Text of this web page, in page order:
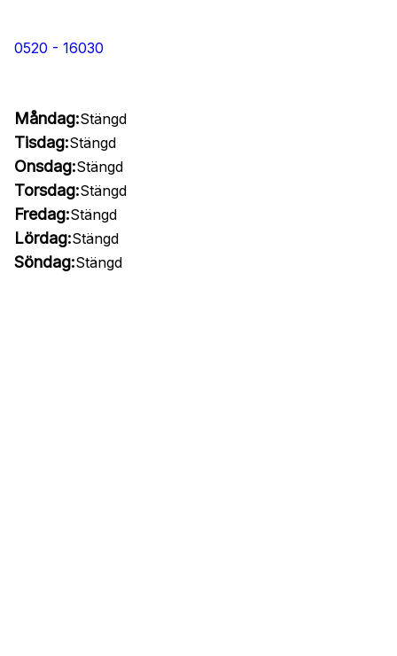
0520 - 16030
Måndag:Stängd
Tisdag:Stängd
Onsdag:Stängd
Torsdag:Stängd
Fredag:Stängd
Lördag:Stängd
Söndag:Stängd